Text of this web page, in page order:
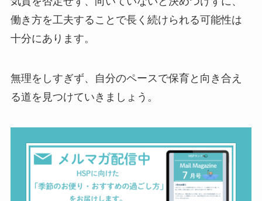
働き方を工夫することで長く続けられる可能性は
十分にあります。
無理をしすぎず、自分のペースで保育と向き合え
る道を見つけていきましょう。